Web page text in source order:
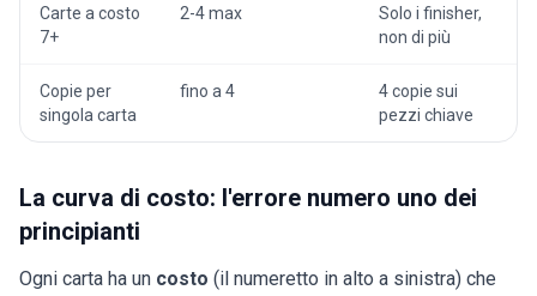
Carte a costo
7+
2-4 max
Solo i finisher,
non di più
Copie per
singola carta
fino a 4
4 copie sui
pezzi chiave
La curva di costo: l'errore numero uno dei
principianti
Ogni carta ha un costo (il numeretto in alto a sinistra) che